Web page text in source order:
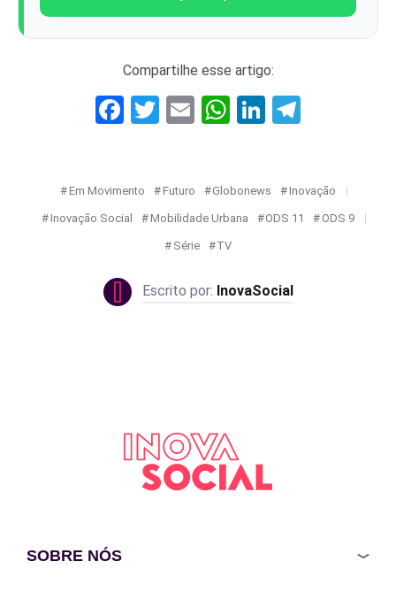
Compartilhe esse artigo:
Facebook
Twitter
EmailWhatsApp
LinkedIn
Em Movimento Futuro Globonews Inovação
Inovação Social Mobilidade Urbana ODS 11 ODS 9
Série TV
InovaSocial
SOBRE NÓS